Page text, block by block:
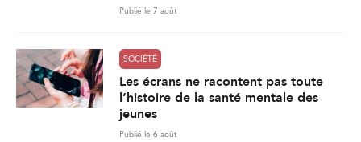
Publié le 7 août
SOCIÉTÉ
Les écrans ne racontent pas toute
l’histoire de la santé mentale des
jeunes
Publié le 6 août